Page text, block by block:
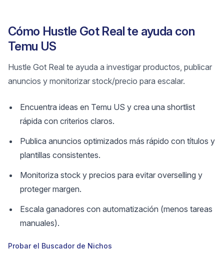
Cómo Hustle Got Real te ayuda con
Temu US
Hustle Got Real te ayuda a investigar productos, publicar
anuncios y monitorizar stock/precio para escalar.
Encuentra ideas en Temu US y crea una shortlist
rápida con criterios claros.
Publica anuncios optimizados más rápido con títulos y
plantillas consistentes.
Monitoriza stock y precios para evitar overselling y
proteger margen.
Escala ganadores con automatización (menos tareas
manuales).
Probar el Buscador de Nichos